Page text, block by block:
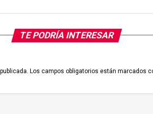
TE PODRÍA INTERESAR
Los campos obligatorios están marcados